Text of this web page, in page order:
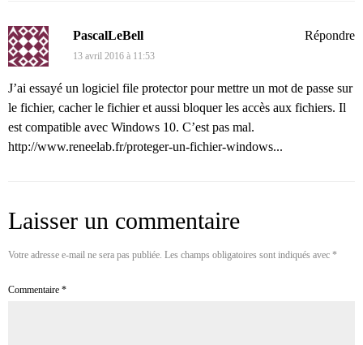
PascalLeBell
13 avril 2016 à 11:53
J’ai essayé un logiciel file protector pour mettre un mot de passe sur
le fichier, cacher le fichier et aussi bloquer les accès aux fichiers. Il
est compatible avec Windows 10. C’est pas mal.
http://www.reneelab.fr/proteger-un-fichier-windows...
Répondre
Laisser un commentaire
Votre adresse e-mail ne sera pas publiée. Les champs obligatoires sont indiqués avec *
Commentaire *